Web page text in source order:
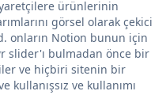
ürünlerinin
görsel olarak çekici
onların Notion bunun için
slider'ı bulmadan önce bir
ve hiçbiri sitenin bir
kullanışsız ve kullanımı